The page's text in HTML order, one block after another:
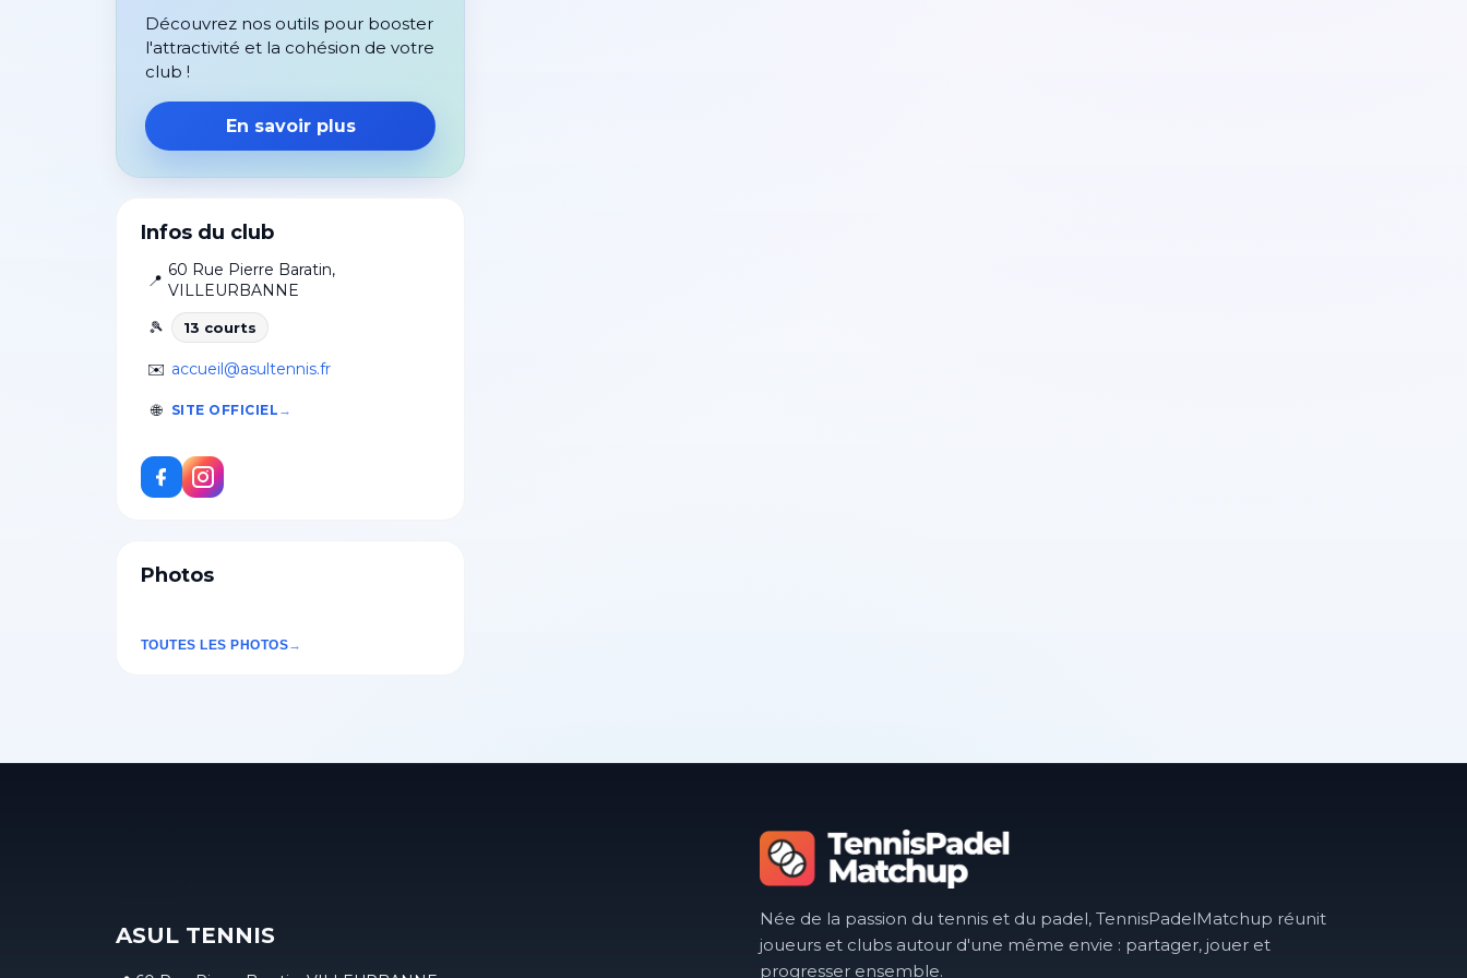
Découvrez nos outils pour booster
l'attractivité et la cohésion de votre
club !
En savoir plus
Infos du club
📍
60 Rue Pierre Baratin,
VILLEURBANNE
🎾
13 courts
✉️ accueil@asultennis.fr
🌐 SITE OFFICIEL
Photos
TOUTES LES PHOTOS
ASUL TENNIS
Née de la passion du tennis et du padel, TennisPadelMatchup réunit
joueurs et clubs autour d'une même envie : partager, jouer et
progresser ensemble.